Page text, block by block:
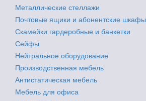
Металлические стеллажи
Почтовые ящики и абонентские шкафы
Скамейки гардеробные и банкетки
Сейфы
Нейтральное оборудование
Производственная мебель
Антистатическая мебель
Мебель для офиса